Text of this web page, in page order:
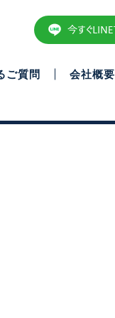
ご質問 会社概要